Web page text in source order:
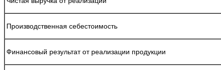
Производственная себестоимость
Финансовый результат от реализации продукции